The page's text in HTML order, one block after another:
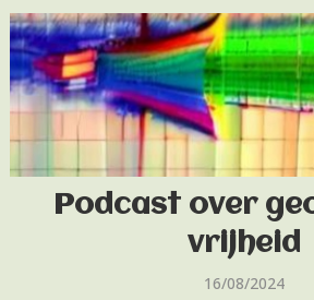
Podcast over
vrijheid
16/08/2024